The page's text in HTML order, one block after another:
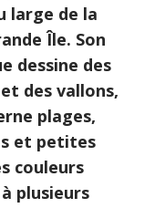
large de la
Île. Son
dessine des
des vallons,
plages,
et petites
couleurs
plusieurs